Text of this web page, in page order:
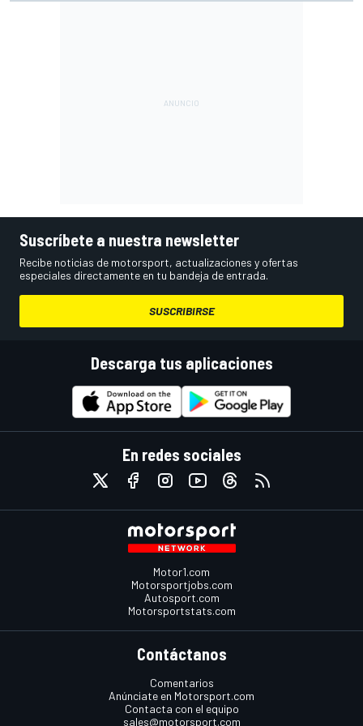
Suscríbete a nuestra newsletter
Recibe noticias de motorsport, actualizaciones y ofertas
especiales directamente en tu bandeja de entrada.
SUSCRIBIRSE
Descarga tus aplicaciones
En redes sociales
Motor1.com
Motorsportjobs.com
Autosport.com
Motorsportstats.com
Contáctanos
Comentarios
Anúnciate en Motorsport.com
Contacta con el equipo
sales@motorsport.com